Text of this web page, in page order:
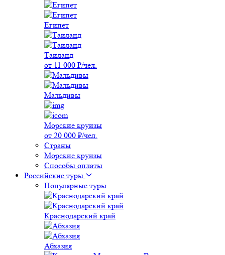
Египет
Таиланд
от 11 000 ₽/чел.
Мальдивы
Морские круизы
от 20 000 ₽/чел.
Страны
Морские круизы
Способы оплаты
Российские туры
Популярные туры
Краснодарский край
Абхазия